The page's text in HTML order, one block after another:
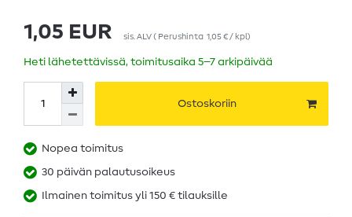
1,05 EUR sis. ALV( Perushinta 1,05 € / kpl)
Heti lähetettävissä, toimitusaika 5–7 arkipäivää
Ostoskoriin
Nopea toimitus
30 päivän palautusoikeus
Ilmainen toimitus yli 150 € tilauksille